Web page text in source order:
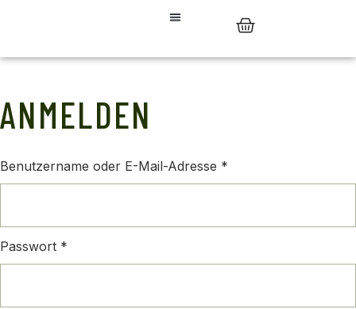
ANMELDEN
Benutzername oder E-Mail-Adresse *
Passwort *